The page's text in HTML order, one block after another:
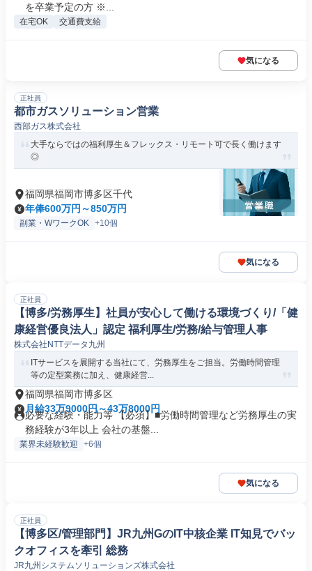
を卒業予定の方 ※...
在宅OK 交通費支給
気になる
正社員
都市ガスソリューション営業
西部ガス株式会社
大手ならではの福利厚生＆フレックス・リモート可で長く働けます
◎
福岡県福岡市博多区千代
年俸600万円～850万円
副業・WワークOK +10個
気になる
正社員
【博多/労務厚生】社員が安心して働ける環境づくり/「健
康経営優良法人」認定 福利厚生/労務/給与管理人事
株式会社NTTデータ九州
ITサービスを展開する当社にて、労務厚生をご担当。労働時間管理
等の定型業務に加え、健康経営...
福岡県福岡市博多区
月給33万9000円～43万8000円
必要な経験・能力等 【必須】■労働時間管理など労務厚生の実
務経験が3年以上 会社の基盤...
業界未経験歓迎 +6個
気になる
正社員
【博多区/管理部門】JR九州GのIT中核企業 IT知見でバッ
クオフィスを牽引 総務
JR九州システムソリューションズ株式会社